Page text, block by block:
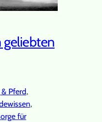
geliebten
Pferd ,
,
für